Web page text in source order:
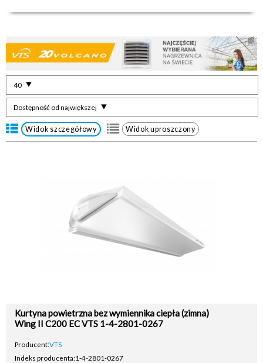
Dostępność od największej
40
Widok szczegółowy Widok uproszczony
Kurtyna powietrzna bez wymiennika ciepła (zimna)
Wing II C200 EC VTS 1-4-2801-0267
Producent:VTS
Indeks producenta:1-4-2801-0267